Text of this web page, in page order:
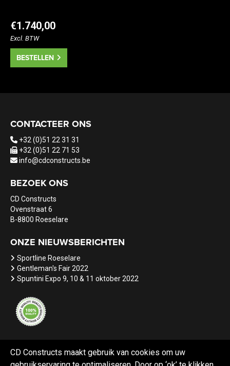
CD Constructs maakt gebruik van cookies om uw
€1.740,00
Excl. BTW
BESTELLEN
CONTACTEER ONS
+32 (0)51 22 31 31
+32 (0)51 22 71 53
info@cdconstructs.be
BEZOEK ONS
CD Constructs
Ovenstraat 6
B-8800 Roeselare
ONZE NIEUWSBERICHTEN
Sportline Roeselare
Gentleman's Fair 2022
Spuntini Expo 9, 10 & 11 oktober 2022